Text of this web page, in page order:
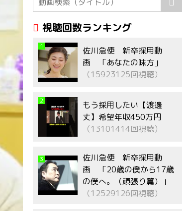
視聴回数ランキング
1
佐川急便 新卒採用動
画 「あなたの味方」
（15923125回視聴）
2
もう採用したい【渡邊
丈】希望年収450万円
（13101414回視聴）
3
佐川急便 新卒採用動
画 「20歳の僕から17歳
の僕へ。（頑張り篇）」
（12529126回視聴）